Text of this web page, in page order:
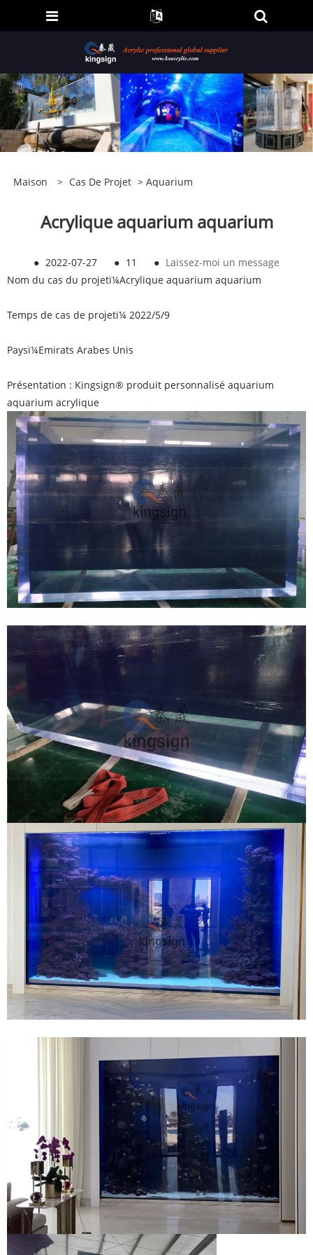
Maison > Cas De Projet > Aquarium
Acrylique aquarium aquarium
● 2022-07-27 ● 11 ● Laissez-moi un message
Nom du cas du projetï¼Acrylique aquarium aquarium
Temps de cas de projetï¼ 2022/5/9
Paysï¼Emirats Arabes Unis
Présentation : Kingsign® produit personnalisé aquarium
aquarium acrylique